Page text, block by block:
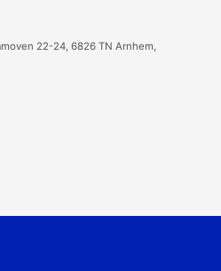
22-24, 6826 TN Arnhem,